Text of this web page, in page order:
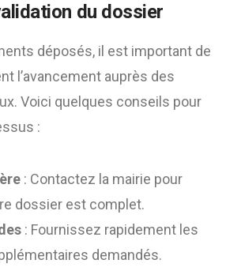
du dossier
déposés, il est important de
l’avancement auprès des
Voici quelques conseils pour
:
: Contactez la mairie pour
dossier est complet.
: Fournissez rapidement les
demandés.